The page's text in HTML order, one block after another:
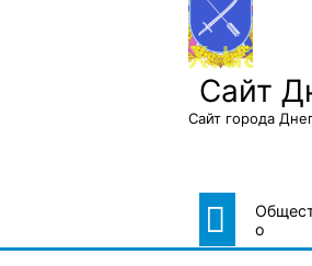
Сайт
Сайт города
о